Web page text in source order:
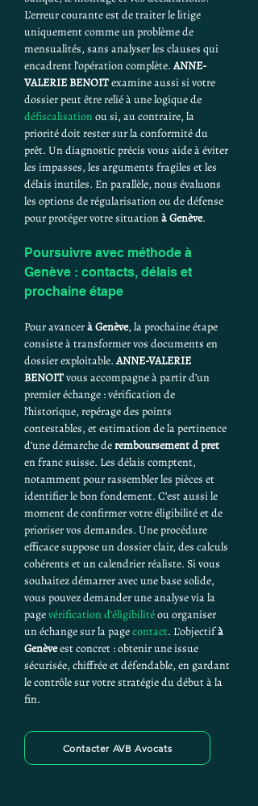
L’erreur courante est de traiter le litige
uniquement comme un problème de
mensualités, sans analyser les clauses qui
encadrent l’opération complète. ANNE-
VALERIE BENOIT examine aussi si votre
dossier peut être relié à une logique de
défiscalisation ou si, au contraire, la
priorité doit rester sur la conformité du
prêt. Un diagnostic précis vous aide à éviter
les impasses, les arguments fragiles et les
délais inutiles. En parallèle, nous évaluons
les options de régularisation ou de défense
pour protéger votre situation à Genève.
Poursuivre avec méthode à
Genève : contacts, délais et
prochaine étape
Pour avancer à Genève, la prochaine étape
consiste à transformer vos documents en
dossier exploitable. ANNE-VALERIE
BENOIT vous accompagne à partir d’un
premier échange : vérification de
l’historique, repérage des points
contestables, et estimation de la pertinence
d’une démarche de remboursement d pret
en franc suisse. Les délais comptent,
notamment pour rassembler les pièces et
identifier le bon fondement. C’est aussi le
moment de confirmer votre éligibilité et de
prioriser vos demandes. Une procédure
efficace suppose un dossier clair, des calculs
cohérents et un calendrier réaliste. Si vous
souhaitez démarrer avec une base solide,
vous pouvez demander une analyse via la
page vérification d'éligibilité ou organiser
un échange sur la page contact. L’objectif à
Genève est concret : obtenir une issue
sécurisée, chiffrée et défendable, en gardant
le contrôle sur votre stratégie du début à la
fin.
Contacter AVB Avocats